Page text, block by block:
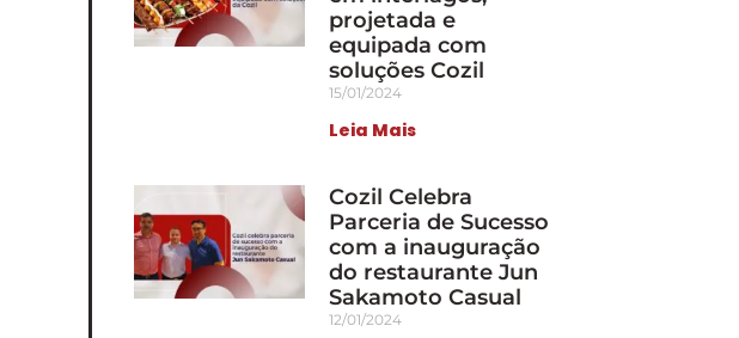
projetada e
equipada com
soluções Cozil
15/01/2024
Leia Mais
Cozil Celebra
Parceria de Sucesso
com a inauguração
do restaurante Jun
Sakamoto Casual
12/01/2024